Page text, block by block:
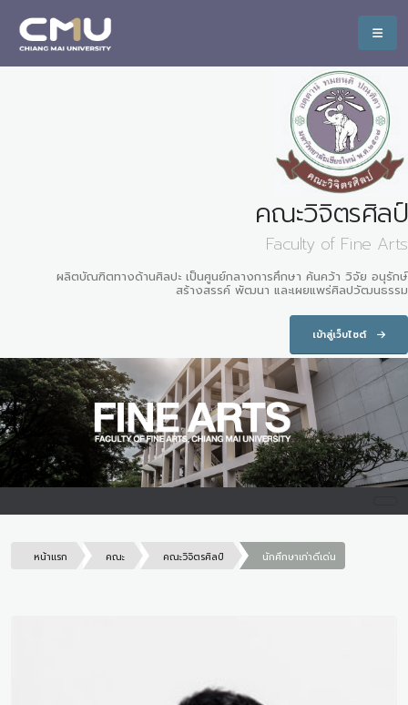
คณะวิจิตรศิลป์
Faculty of Fine Arts
ผลิตบัณฑิตทางด้านศิลปะ เป็นศูนย์กลางการศึกษา ค้นคว้า วิจัย อนุรักษ์
สร้างสรรค์ พัฒนา และเผยแพร่ศิลปวัฒนธรรม
เข้าสู่เว็บไซต์
หน้าแรก คณะ คณะวิจิตรศิลป์ นักศึกษาเก่าดีเด่น